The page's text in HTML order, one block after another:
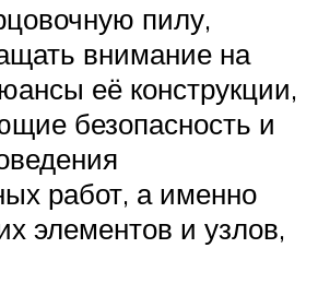
пилу,
внимание на
её конструкции,
безопасность и
работ, а именно
элементов и узлов,